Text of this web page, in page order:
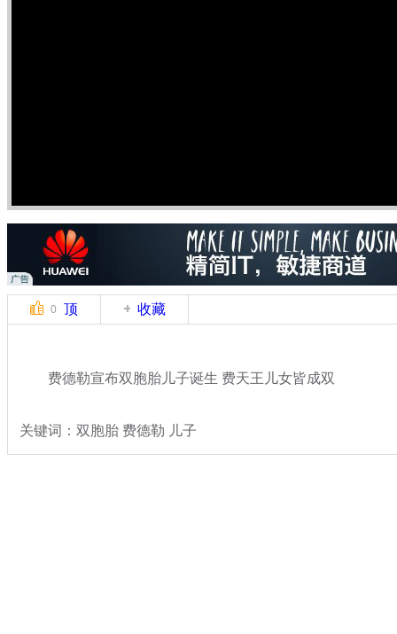
0 顶 收藏
费德勒宣布双胞胎儿子诞生 费天王儿女皆成双
关键词：双胞胎 费德勒 儿子